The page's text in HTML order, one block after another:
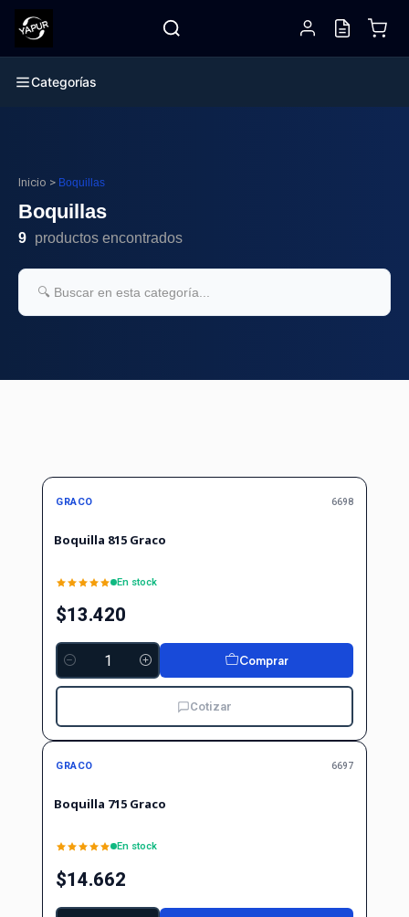
Categorías
Inicio > Boquillas
Boquillas
9 productos encontrados
GRACO 6698
Boquilla 815 Graco
En stock
$13.420
Cantidad
Comprar
Cotizar
GRACO 6697
Boquilla 715 Graco
En stock
$14.662